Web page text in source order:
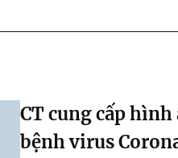
CT cung cấp
bệnh virus